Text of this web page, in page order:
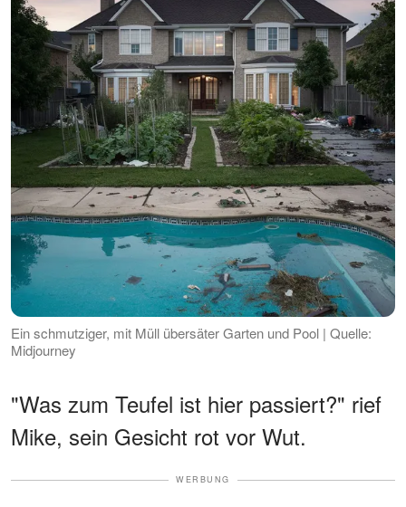
Ein schmutziger, mit Müll übersäter Garten und Pool | Quelle:
Midjourney
"Was zum Teufel ist hier passiert?" rief
Mike, sein Gesicht rot vor Wut.
WERBUNG